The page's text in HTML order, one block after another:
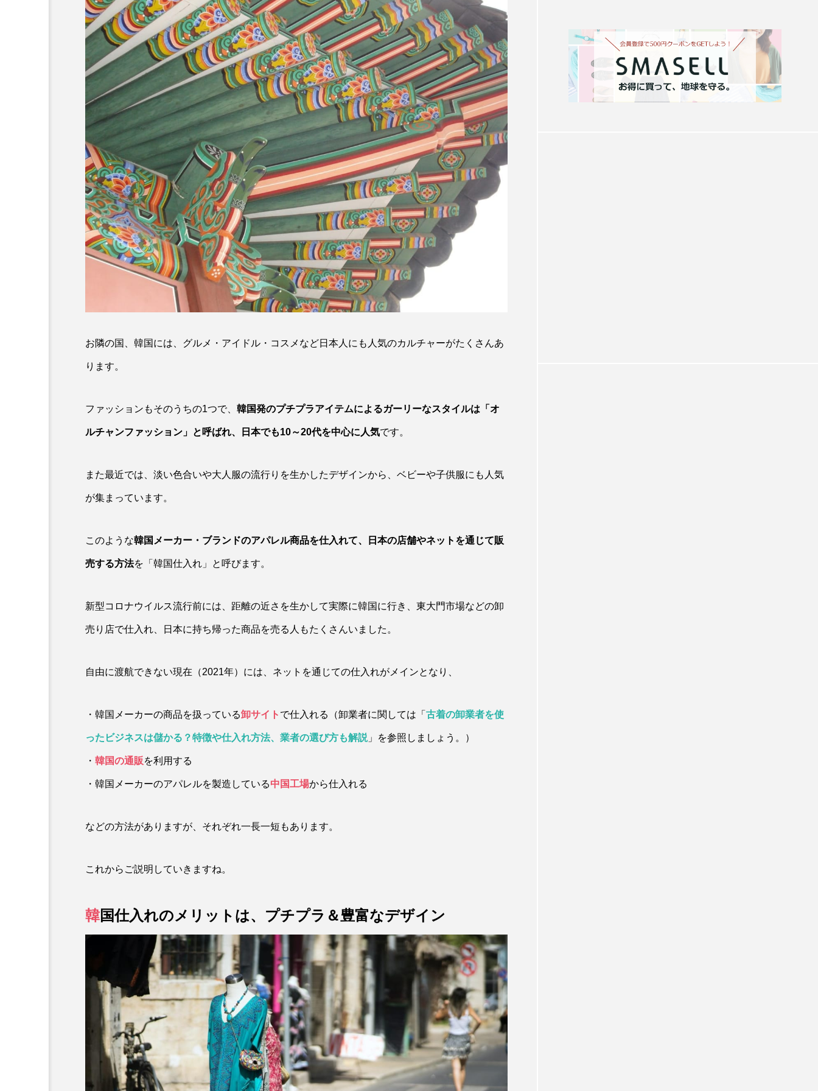
お隣の国、韓国には、グルメ・アイドル・コスメなど日本人にも人気のカルチャーがたくさんあ
ります。
ファッションもそのうちの1つで、 韓国発のプチプラアイテムによるガーリーなスタイルは「オ
ルチャンファッション」と呼ばれ、日本でも10～20代を中心に人気です。
また最近では、淡い色合いや大人服の流行りを生かしたデザインから、ベビーや子供服にも人気
が集まっています。
このような韓国メーカー・ブランドのアパレル商品を仕入れて、日本の店舗やネットを通じて販
売する方法を「韓国仕入れ」と呼びます。
新型コロナウイルス流行前には、距離の近さを生かして実際に韓国に行き、東大門市場などの卸
売り店で仕入れ、日本に持ち帰った商品を売る人もたくさんいました。
自由に渡航できない現在（2021年）には、ネットを通じての仕入れがメインとなり、
・韓国メーカーの商品を扱っている卸サイト で仕入れる（卸業者に関しては「 古着の卸業者を使
ったビジネスは儲かる？特徴や仕入れ方法、業者の選び方も解説」を参照しましょう。）
・ 韓国の通販を利用する
・韓国メーカーのアパレルを製造している中国工場から仕入れる
などの方法がありますが、それぞれ一長一短もあります。
これからご説明していきますね。
韓国仕入れのメリットは、プチプラ＆豊富なデザイン